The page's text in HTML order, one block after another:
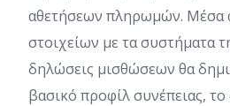
αθετήσεων πληρωμών. Μέσα
στοιχείων με τα συστήματα
δηλώσεις μισθώσεων θα
βασικό προφίλ συνέπειας,